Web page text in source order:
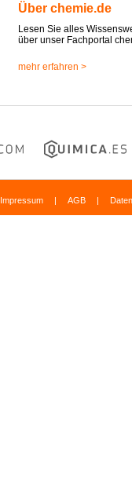
Über chemie.de
Lesen Sie alles
über unser Fachportal
mehr erfahren >
Impressum | AGB |